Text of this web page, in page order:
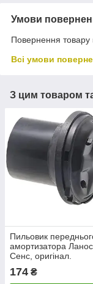
Умови
Повернення товару
Всі умови
З цим товаром
Пильовик
амортизатора Ланос
Сенс, оригінал.
174 ₴